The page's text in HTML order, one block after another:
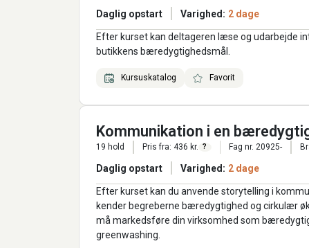
Daglig opstart Varighed: 2 dage
Efter kurset kan deltageren læse og udarbejde
butikkens bæredygtighedsmål.
Kursuskatalog Favorit
Kommunikation i en
19 hold Pris fra: 436 kr. ? Fag nr. 20925-
Daglig opstart Varighed: 2 dage
Efter kurset kan du anvende storytelling i
kender begreberne bæredygtighed og cirkulær
må markedsføre din virksomhed som
greenwashing.